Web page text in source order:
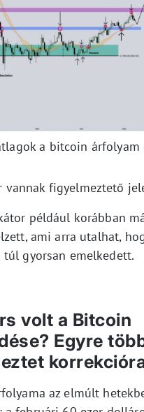
a bitcoin
vannak figyelmeztető
például korábban
ami arra utalhat,
gyorsan emelkedett.
volt a Bitcoin
Egyre
az elmúlt